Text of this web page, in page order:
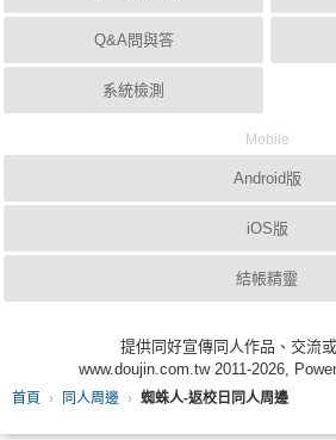
首頁 同人周邊 蜘蛛人-返校日同人周邊
Q&A問與答
系統檢測
Mobile
Android版
iOS版
結帳精靈
提供同好宣傳同人作品、交流
www.doujin.com.tw 2011-2026,